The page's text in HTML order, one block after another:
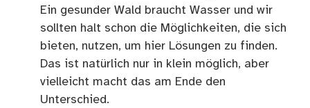
Ein gesunder Wald braucht Wasser und wir
sollten halt schon die Möglichkeiten, die sich
bieten, nutzen, um hier Lösungen zu finden.
Das ist natürlich nur in klein möglich, aber
vielleicht macht das am Ende den
Unterschied.